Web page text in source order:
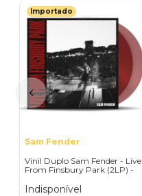
Importado
Sam Fender
Vinil Duplo Sam Fender - Live
From Finsbury Park (2LP) -
Indisponível